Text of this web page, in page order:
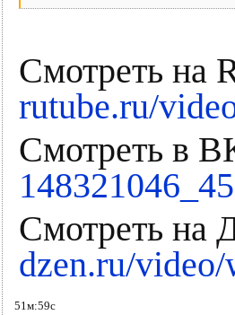
Смотреть на
rutube.ru/
Смотреть в
Смотреть на
dzen.ru/
51м:59с